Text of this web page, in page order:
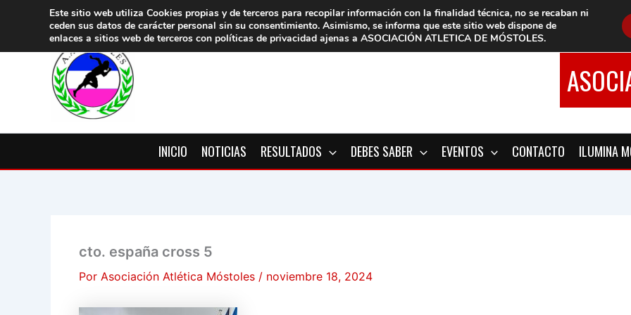
contenido
INICIO NOTICIAS RESULTADOS DEBES SABER EVENTOS CONTACTO ILUMINA
cto. españa cross 5
Por Asociación Atlética Móstoles / noviembre 18, 2024
Este sitio web utiliza Cookies propias y de terceros para recopilar información con la finalidad técnica, no se recaban ni
ceden sus datos de carácter personal sin su consentimiento. Asimismo, se informa que este sitio web dispone de
enlaces a sitios web de terceros con políticas de privacidad ajenas a ASOCIACIÓN ATLETICA DE MÓSTOLES.